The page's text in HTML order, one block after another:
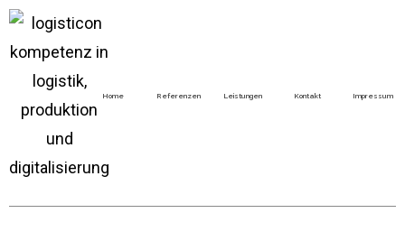
Home Referenzen Leistungen Kontakt Impressum